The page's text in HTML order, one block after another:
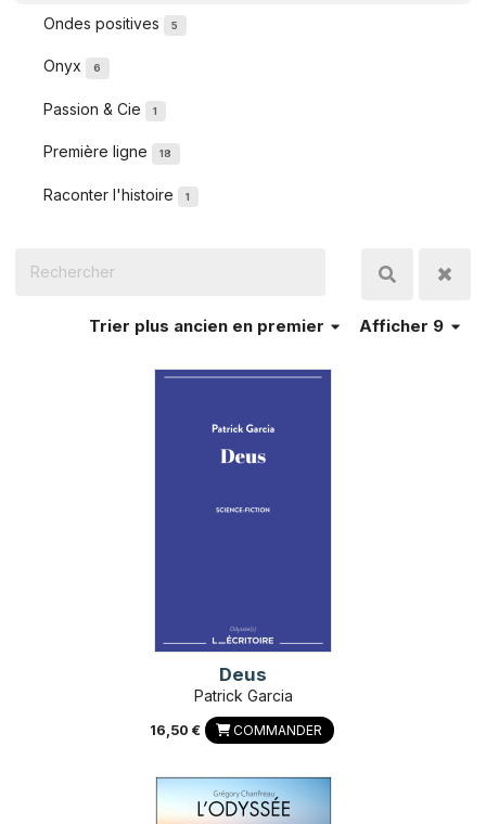
Ondes positives 5
Onyx 6
Passion & Cie 1
Première ligne 18
Raconter l'histoire 1
Afficher 9
Trier plus ancien en premier
Deus
Patrick Garcia
16,50 € COMMANDER